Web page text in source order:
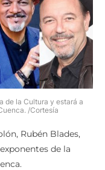
de la Cultura y estará a
/Cortesía
Rubén Blades,
de la